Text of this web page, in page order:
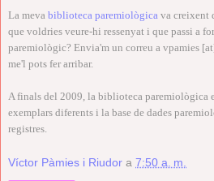
La meva biblioteca paremiològica va creixent
que voldries veure-hi ressenyat i que passi a
paremiològic? Envia'm un correu a vpamies
me'l pots fer arribar.
A finals del 2009, la biblioteca paremiològica
exemplars diferents i la base de dades
registres.
Víctor Pàmies i Riudor a 7:50 a. m.